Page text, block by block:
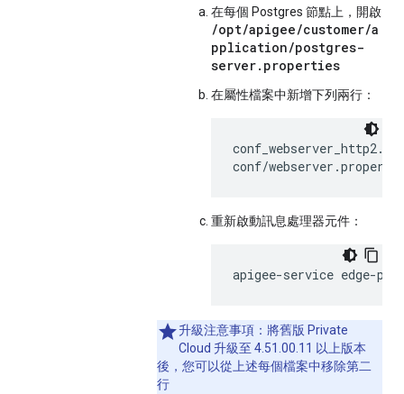
在每個 Postgres 節點上，開啟
/opt/apigee/customer/a
pplication/postgres-
server.properties
在屬性檔案中新增下列兩行：
conf/
重新啟動訊息處理器元件：
apigee-service edge-
升級注意事項： 將舊版 Private
Cloud 升級至 4.51.00.11 以上版本
後，您可以從上述每個檔案中移除第二
行